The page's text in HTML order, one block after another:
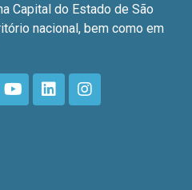
Capital do Estado de São
nacional, bem como em